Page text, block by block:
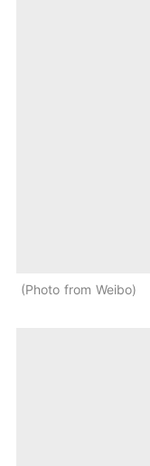
Photo from Weibo